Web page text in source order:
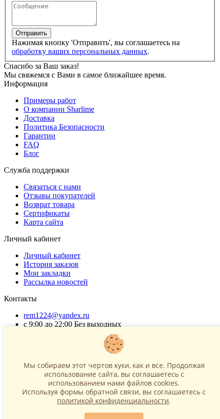
Отправить
Нажимая кнопку 'Отправить', вы соглашаетесь на
обработку ваших персональных данных.
Спасибо за Ваш заказ!
Мы свяжемся с Вами в самое ближайшее время.
Информация
Примеры работ
О компании Sharlime
Доставка
Политика Безопасности
Гарантии
FAQ
Блог
Служба поддержки
Связаться с нами
Отзывы покупателей
Возврат товара
Сертификаты
Карта сайта
Личный кабинет
Личный кабинет
История заказов
Мои закладки
Рассылка новостей
Контакты
rem1224@yandex.ru
с 9:00 до 22:00 Без выходных
Г. Москва ул. Коровинское шоссе 35 стр 2
ОГРНИП 318502900040868
(с) 2015 - 2026 “SharLime”, копирование контента запрещено и
преследуется законом!
Мы собираем этот чертов куки, как и все. Продолжая
использование сайта, вы соглашаетесь c
использованием нами файлов cookies.
Используя формы обратной связи, вы соглашаетесь с
политикой конфиденциальности.